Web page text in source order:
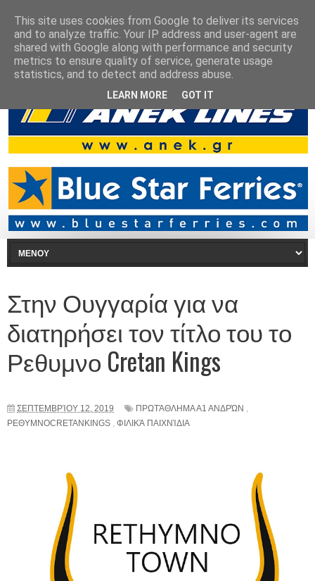
Στην Ουγγαρία για να
διατηρήσει τον τίτλο του το
Ρεθυμνο Cretan Kings
ΣΕΠΤΕΜΒΡΊΟΥ 12, 2019 ΠΡΩΤΆΘΛΗΜΑ Α1 ΑΝΔΡΏΝ ,
ΡΕΘΥΜΝΟCRETANKINGS , ΦΙΛΙΚΆ ΠΑΙΧΝΊΔΙΑ
This site uses cookies from Google to deliver its services
and to analyze traffic. Your IP address and user-agent are
shared with Google along with performance and security
metrics to ensure quality of service, generate usage
statistics, and to detect and address abuse.
LEARN MORE GOT IT